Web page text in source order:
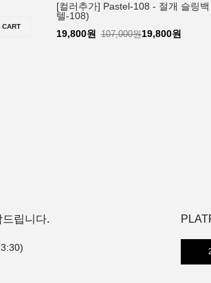
CART
[컬러추가] Pastel-108 - 절개 슬링
텔-108)
19,800원
107,000원19,800원
립니다.